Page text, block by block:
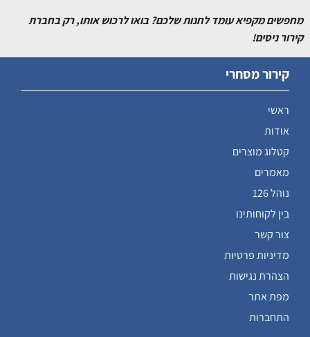
מחפשים מקפיא עומד לחנות שלכם? בואו לרכוש אותו, רק בחברת
קירור ניסים!
קירור מסחרי
ראשי
אודות
קטלוג מוצרים
מאמרים
נוהל 126
בין לקוחותינו
צור קשר
מדיניות פרטיות
הצהרת נגישות
מפת אתר
התחברות